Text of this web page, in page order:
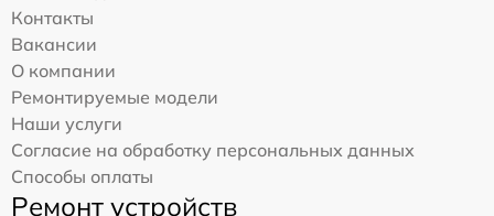
Контакты
Вакансии
О компании
Ремонтируемые модели
Наши услуги
Согласие на обработку персональных данных
Способы оплаты
Ремонт устройств